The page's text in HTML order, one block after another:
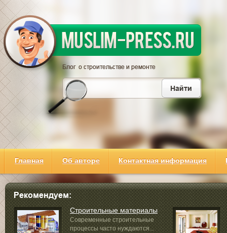
Главная Об авторе Контактная информация
Строительные материалы
Современные строительные
процессы часто нуждаются...